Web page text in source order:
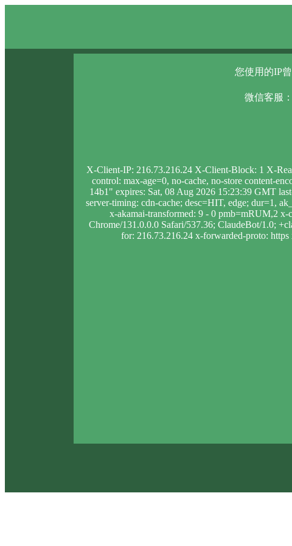
您使用的IP
微信客服
X-Client-IP: 216.73.216.24 X-Client-Block: 1 X-
control: max-age=0, no-cache, no-store content-
14b1" expires: Sat, 08 Aug 2026 15:23:39 GMT
server-timing: cdn-cache; desc=HIT, edge; dur=1,
x-akamai-transformed: 9 - 0 pmb=mRUM,2
Chrome/131.0.0.0 Safari/537.36; ClaudeBot/1.0;
for: 216.73.216.24 x-forwarded-proto: